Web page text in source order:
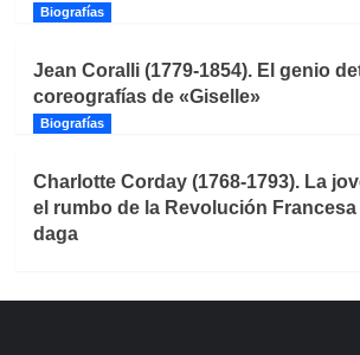
Biografías
Jean Coralli (1779-1854). El genio
coreografías de «Giselle»
Biografías
Charlotte Corday (1768-1793). La
el rumbo de la Revolución
daga